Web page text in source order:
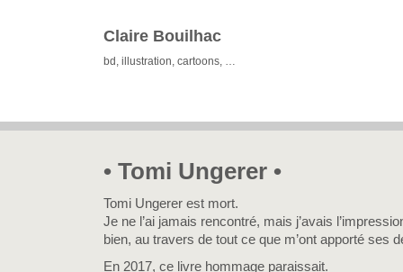
Claire Bouilhac
bd, illustration, cartoons, …
• Tomi Ungerer •
Tomi Ungerer est mort.
Je ne l’ai jamais rencontré, mais j’avais
bien, au travers de tout ce que m’ont apporté ses
En 2017, ce livre hommage paraissait.